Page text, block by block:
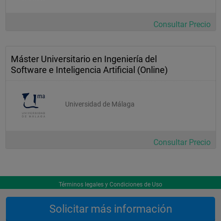
Solicitar más información
Consultar Precio
Máster Universitario en Ingeniería del
Software e Inteligencia Artificial (Online)
Universidad de Málaga
Consultar Precio
Términos legales y Condiciones de Uso